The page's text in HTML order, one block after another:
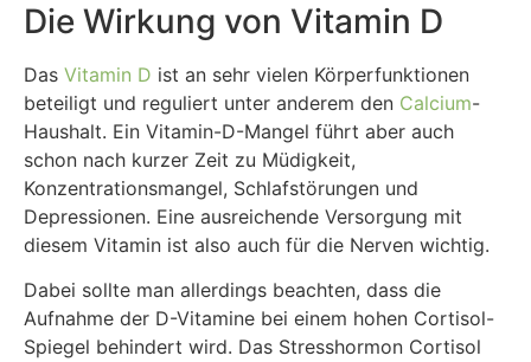
Die Wirkung von Vitamin D
Das Vitamin D ist an sehr vielen Körperfunktionen
beteiligt und reguliert unter anderem den Calcium-
Haushalt. Ein Vitamin-D-Mangel führt aber auch
schon nach kurzer Zeit zu Müdigkeit,
Konzentrationsmangel, Schlafstörungen und
Depressionen. Eine ausreichende Versorgung mit
diesem Vitamin ist also auch für die Nerven wichtig.
Dabei sollte man allerdings beachten, dass die
Aufnahme der D-Vitamine bei einem hohen Cortisol-
Spiegel behindert wird. Das Stresshormon Cortisol